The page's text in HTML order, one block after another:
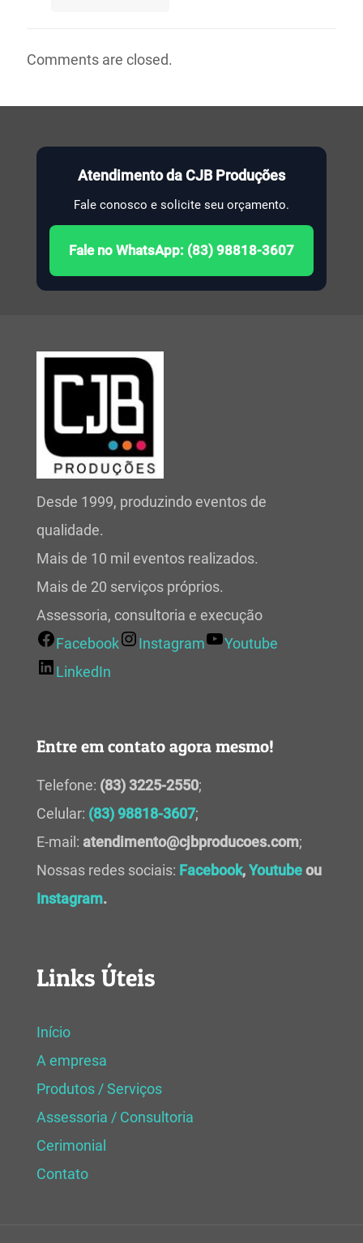
Comments are closed.
Atendimento da CJB Produções
Fale conosco e solicite seu orçamento.
Fale no WhatsApp: (83) 98818-3607
Desde 1999, produzindo eventos de
qualidade.
Mais de 10 mil eventos realizados.
Mais de 20 serviços próprios.
Assessoria, consultoria e execução
Facebook
Instagram
Youtube
LinkedIn
Entre em contato agora mesmo!
Telefone: (83) 3225-2550;
Celular: (83) 98818-3607;
E-mail: atendimento@cjbproducoes.com;
Nossas redes sociais: Facebook,Youtubeou
Instagram.
Links Úteis
Início
A empresa
Produtos / Serviços
Assessoria / Consultoria
Cerimonial
Contato